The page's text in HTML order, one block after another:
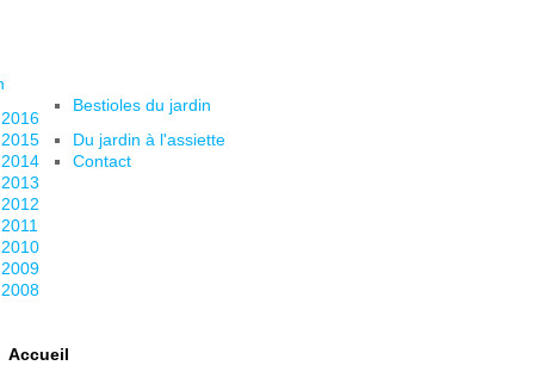
2016
2015
2014
2013
2012
2011
2010
2009
2008
Bestioles du jardin
Du jardin à l'assiette
Contact
Accueil